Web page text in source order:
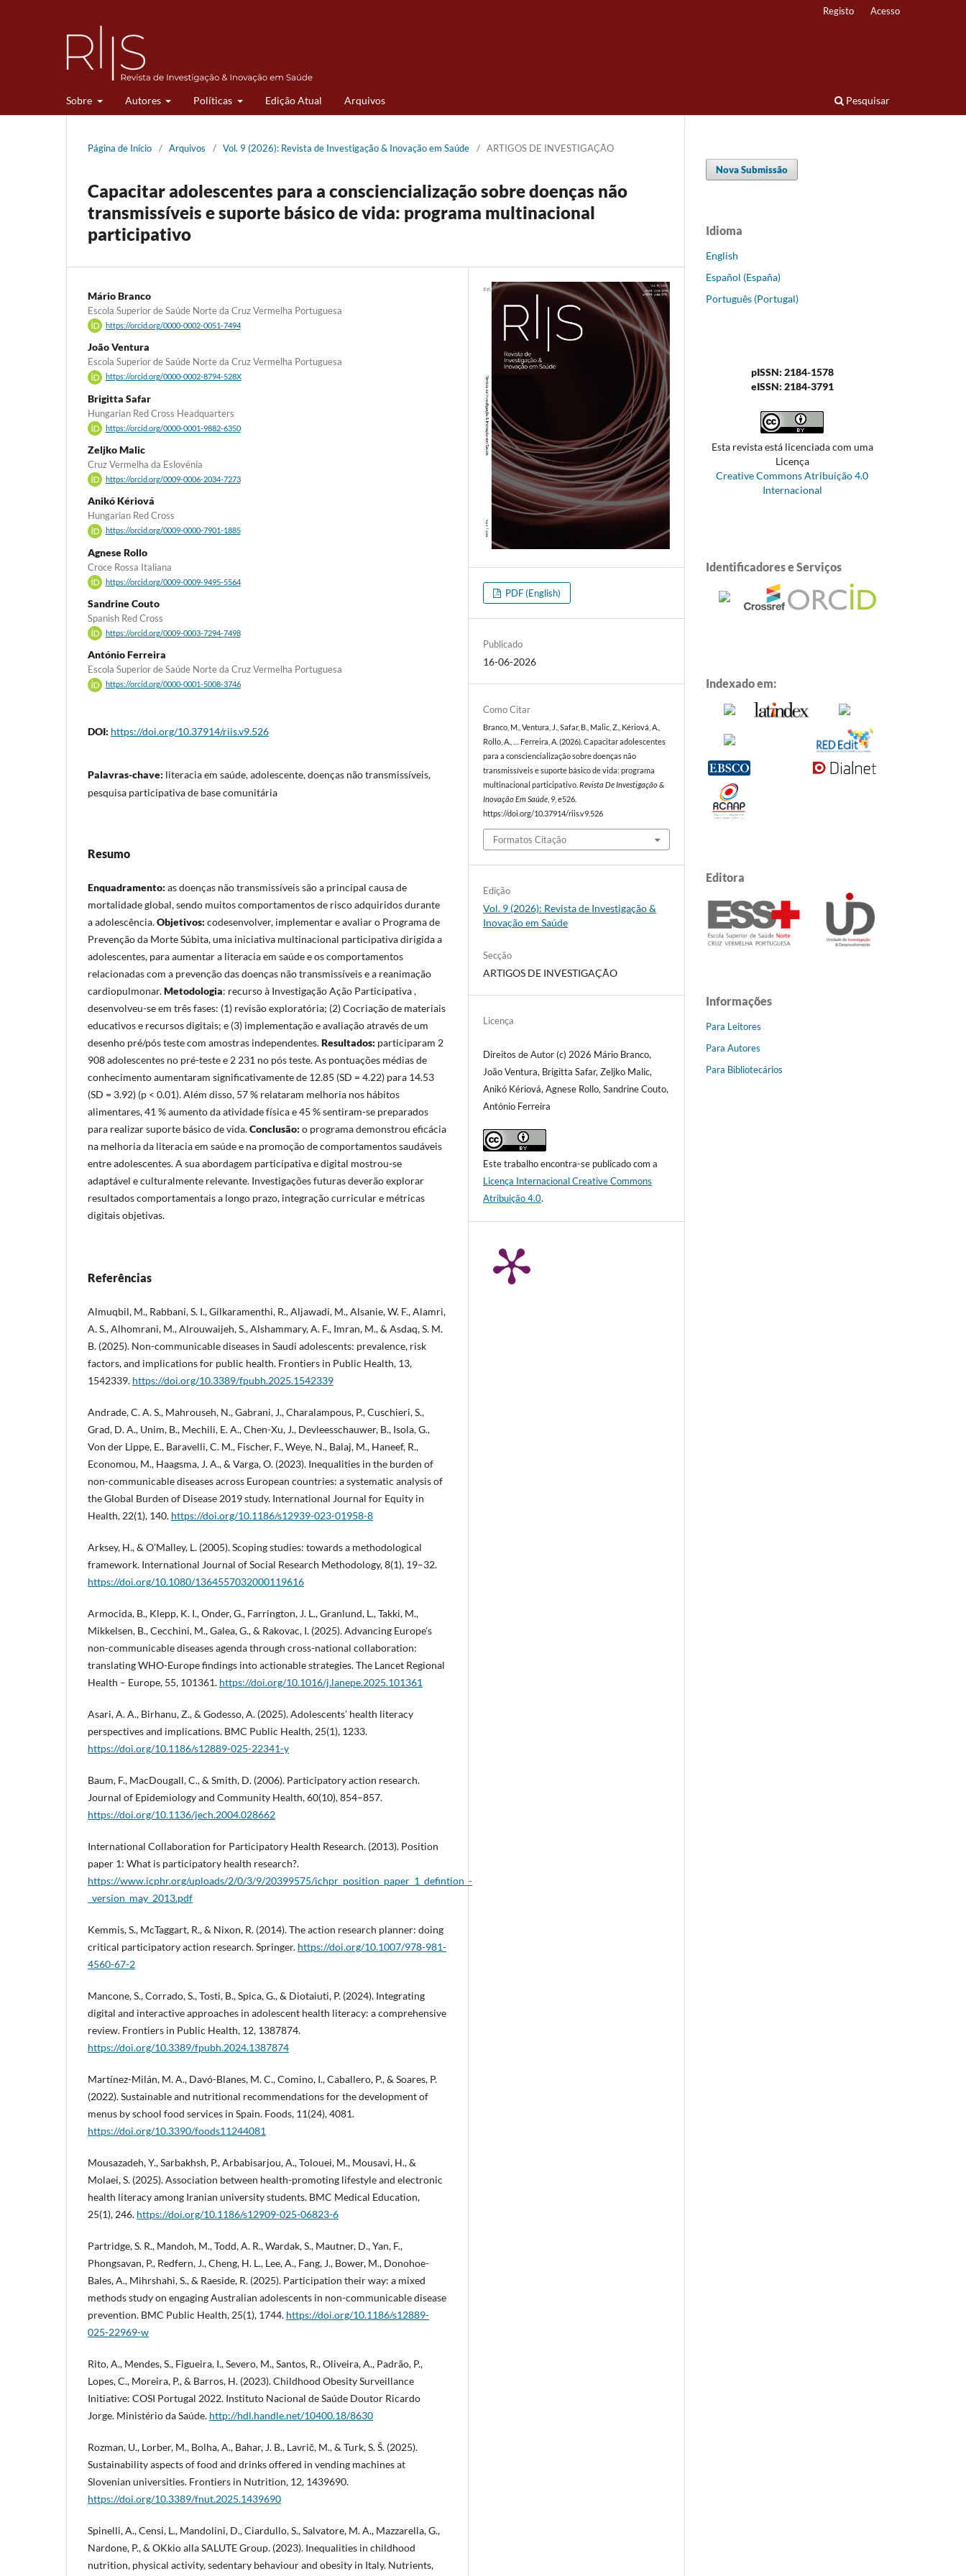
Sobre Autores Políticas Edição Atual Arquivos Pesquisar
Registo Acesso
Página de Início / Arquivos / Vol. 9 (2026): Revista de Investigação & Inovação em Saúde / ARTIGOS DE INVESTIGAÇÃO
Capacitar adolescentes para a consciencialização sobre doenças não
transmissíveis e suporte básico de vida: programa multinacional
participativo
Mário Branco
Escola Superior de Saúde Norte da Cruz Vermelha Portuguesa
https://orcid.org/0000-0002-0051-7494
João Ventura
Escola Superior de Saúde Norte da Cruz Vermelha Portuguesa
https://orcid.org/0000-0002-8794-528X
Brigitta Safar
Hungarian Red Cross Headquarters
https://orcid.org/0000-0001-9882-6350
Zeljko Malic
Cruz Vermelha da Eslovénia
https://orcid.org/0009-0006-2034-7273
Anikó Kériová
Hungarian Red Cross
https://orcid.org/0009-0000-7901-1885
Agnese Rollo
Croce Rossa Italiana
https://orcid.org/0009-0009-9495-5564
Sandrine Couto
Spanish Red Cross
https://orcid.org/0009-0003-7294-7498
António Ferreira
Escola Superior de Saúde Norte da Cruz Vermelha Portuguesa
https://orcid.org/0000-0001-5008-3746
DOI: https://doi.org/10.37914/riis.v9.526
Palavras-chave: literacia em saúde, adolescente, doenças não transmissíveis,
pesquisa participativa de base comunitária
Resumo
Enquadramento: as doenças não transmissíveis são a principal causa de
mortalidade global, sendo muitos comportamentos de risco adquiridos durante
a adolescência.Objetivos: codesenvolver, implementar e avaliar o Programa de
Prevenção da Morte Súbita, uma iniciativa multinacional participativa dirigida a
adolescentes, para aumentar a literacia em saúde e os comportamentos
relacionadas com a prevenção das doenças não transmissíveis e a reanimação
cardiopulmonar.Metodologia: recurso à Investigação Ação Participativa ,
desenvolveu-se em três fases: (1) revisão exploratória; (2) Cocriação de materiais
educativos e recursos digitais; e (3) implementação e avaliação através de um
desenho pré/pós teste com amostras independentes.Resultados: participaram 2
908 adolescentes no pré-teste e 2 231 no pós teste. As pontuações médias de
conhecimento aumentaram significativamente de 12.85 (SD = 4.22) para 14.53
(SD = 3.92) (p < 0.01). Além disso, 57 % relataram melhoria nos hábitos
alimentares, 41 % aumento da atividade física e 45 % sentiram-se preparados
para realizar suporte básico de vida.Conclusão: o programa demonstrou eficácia
na melhoria da literacia em saúde e na promoção de comportamentos saudáveis
entre adolescentes. A sua abordagem participativa e digital mostrou-se
adaptável e culturalmente relevante. Investigações futuras deverão explorar
resultados comportamentais a longo prazo, integração curricular e métricas
digitais objetivas.
Referências
Almuqbil, M., Rabbani, S. I., Gilkaramenthi, R., Aljawadi, M., Alsanie, W. F., Alamri,
A. S., Alhomrani, M., Alrouwaijeh, S., Alshammary, A. F., Imran, M., & Asdaq, S. M.
B. (2025). Non-communicable diseases in Saudi adolescents: prevalence, risk
factors, and implications for public health. Frontiers in Public Health, 13,
1542339. https://doi.org/10.3389/fpubh.2025.1542339
Andrade, C. A. S., Mahrouseh, N., Gabrani, J., Charalampous, P., Cuschieri, S.,
Grad, D. A., Unim, B., Mechili, E. A., Chen-Xu, J., Devleesschauwer, B., Isola, G.,
Von der Lippe, E., Baravelli, C. M., Fischer, F., Weye, N., Balaj, M., Haneef, R.,
Economou, M., Haagsma, J. A., & Varga, O. (2023). Inequalities in the burden of
non-communicable diseases across European countries: a systematic analysis of
the Global Burden of Disease 2019 study. International Journal for Equity in
Health, 22(1), 140. https://doi.org/10.1186/s12939-023-01958-8
Arksey, H., & O’Malley, L. (2005). Scoping studies: towards a methodological
framework. International Journal of Social Research Methodology, 8(1), 19–32.
https://doi.org/10.1080/1364557032000119616
Armocida, B., Klepp, K. I., Onder, G., Farrington, J. L., Granlund, L., Takki, M.,
Mikkelsen, B., Cecchini, M., Galea, G., & Rakovac, I. (2025). Advancing Europe’s
non-communicable diseases agenda through cross-national collaboration:
translating WHO-Europe findings into actionable strategies. The Lancet Regional
Health – Europe, 55, 101361. https://doi.org/10.1016/j.lanepe.2025.101361
Asari, A. A., Birhanu, Z., & Godesso, A. (2025). Adolescents’ health literacy
perspectives and implications. BMC Public Health, 25(1), 1233.
https://doi.org/10.1186/s12889-025-22341-y
Baum, F., MacDougall, C., & Smith, D. (2006). Participatory action research.
Journal of Epidemiology and Community Health, 60(10), 854–857.
https://doi.org/10.1136/jech.2004.028662
International Collaboration for Participatory Health Research. (2013). Position
paper 1: What is participatory health research?.
https://www.icphr.org/uploads/2/0/3/9/20399575/ichpr_position_paper_1_defintion_-
_version_may_2013.pdf
Kemmis, S., McTaggart, R., & Nixon, R. (2014). The action research planner: doing
critical participatory action research. Springer. https://doi.org/10.1007/978-981-
4560-67-2
Mancone, S., Corrado, S., Tosti, B., Spica, G., & Diotaiuti, P. (2024). Integrating
digital and interactive approaches in adolescent health literacy: a comprehensive
review. Frontiers in Public Health, 12, 1387874.
https://doi.org/10.3389/fpubh.2024.1387874
Martínez-Milán, M. A., Davó-Blanes, M. C., Comino, I., Caballero, P., & Soares, P.
(2022). Sustainable and nutritional recommendations for the development of
menus by school food services in Spain. Foods, 11(24), 4081.
https://doi.org/10.3390/foods11244081
Mousazadeh, Y., Sarbakhsh, P., Arbabisarjou, A., Tolouei, M., Mousavi, H., &
Molaei, S. (2025). Association between health-promoting lifestyle and electronic
health literacy among Iranian university students. BMC Medical Education,
25(1), 246. https://doi.org/10.1186/s12909-025-06823-6
Partridge, S. R., Mandoh, M., Todd, A. R., Wardak, S., Mautner, D., Yan, F.,
Phongsavan, P., Redfern, J., Cheng, H. L., Lee, A., Fang, J., Bower, M., Donohoe-
Bales, A., Mihrshahi, S., & Raeside, R. (2025). Participation their way: a mixed
methods study on engaging Australian adolescents in non-communicable disease
prevention. BMC Public Health, 25(1), 1744. https://doi.org/10.1186/s12889-
025-22969-w
Rito, A., Mendes, S., Figueira, I., Severo, M., Santos, R., Oliveira, A., Padrão, P.,
Lopes, C., Moreira, P., & Barros, H. (2023). Childhood Obesity Surveillance
Initiative: COSI Portugal 2022. Instituto Nacional de Saúde Doutor Ricardo
Jorge. Ministério da Saúde. http://hdl.handle.net/10400.18/8630
Rozman, U., Lorber, M., Bolha, A., Bahar, J. B., Lavrič, M., & Turk, S. Š. (2025).
Sustainability aspects of food and drinks offered in vending machines at
Slovenian universities. Frontiers in Nutrition, 12, 1439690.
https://doi.org/10.3389/fnut.2025.1439690
Spinelli, A., Censi, L., Mandolini, D., Ciardullo, S., Salvatore, M. A., Mazzarella, G.,
Nardone, P., & OKkio alla SALUTE Group. (2023). Inequalities in childhood
nutrition, physical activity, sedentary behaviour and obesity in Italy. Nutrients,
PDF (English)
Publicado
16-06-2026
Como Citar
Branco, M., Ventura, J., Safar, B., Malic, Z., Kériová, A.,
Rollo, A., … Ferreira, A. (2026). Capacitar adolescentes
para a consciencialização sobre doenças não
transmissíveis e suporte básico de vida: programa
multinacional participativo.Revista De Investigação &
Inovação Em Saúde 9, e526.
https://doi.org/10.37914/riis.v9.526
Formatos Citação
Edição
Vol. 9 (2026): Revista de Investigação &
Inovação em Saúde
Secção
ARTIGOS DE INVESTIGAÇÃO
Licença
Direitos de Autor (c) 2026 Mário Branco,
João Ventura, Brigitta Safar, Zeljko Malic,
Anikó Kériová, Agnese Rollo, Sandrine Couto,
António Ferreira
Este trabalho encontra-se publicado com a
Licença Internacional Creative Commons
Atribuição 4.0.
Nova Submissão
Idioma
English
Español (España)
Português (Portugal)
pISSN: 2184-1578
eISSN: 2184-3791
Esta revista está licenciada com uma
Licença
Creative Commons Atribuição 4.0
Internacional
Identificadores e Serviços
Indexado em:
Editora
Informações
Para Leitores
Para Autores
Para Bibliotecários